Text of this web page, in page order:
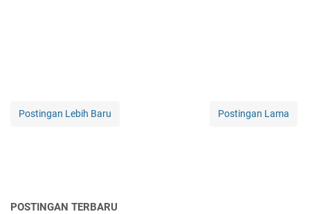
Postingan Lebih Baru Postingan Lama
POSTINGAN TERBARU